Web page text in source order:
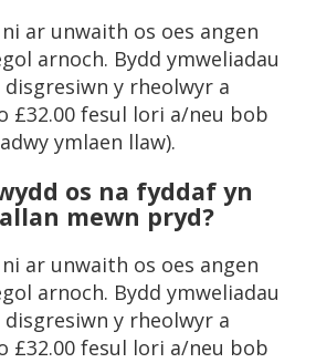
ar unwaith os oes angen
arnoch. Bydd ymweliadau
y rheolwyr a
£32.00 fesul lori a/neu bob
ymlaen llaw).
os na fyddaf yn
mewn pryd?
ar unwaith os oes angen
arnoch. Bydd ymweliadau
y rheolwyr a
£32.00 fesul lori a/neu bob